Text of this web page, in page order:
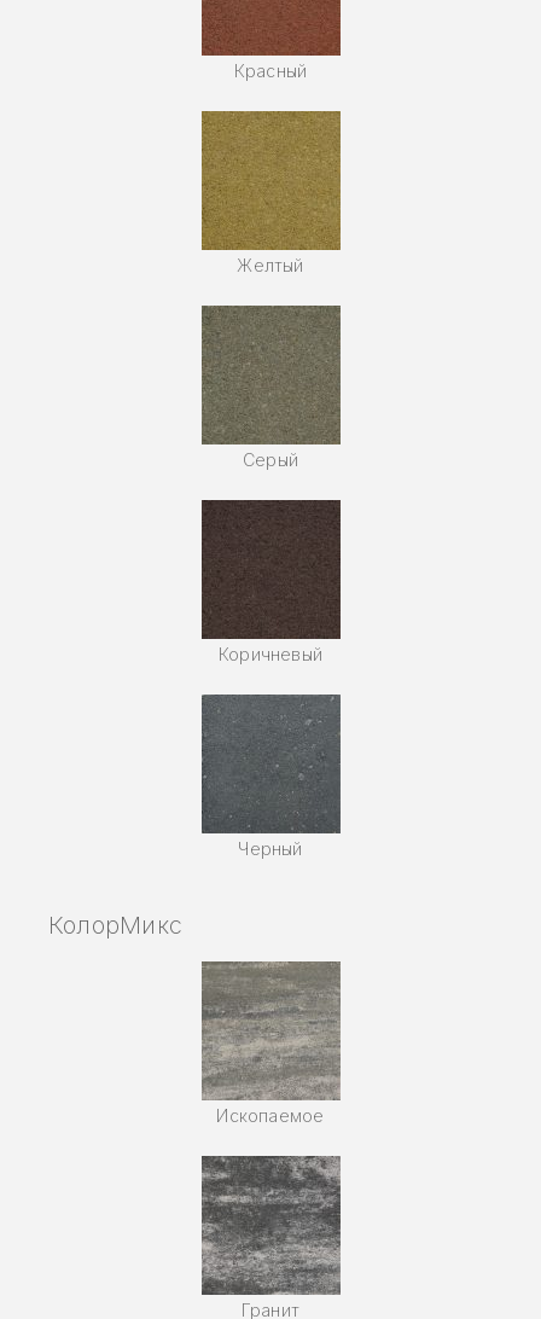
Красный
Желтый
Серый
Коричневый
Черный
КолорМикс
Ископаемое
Гранит